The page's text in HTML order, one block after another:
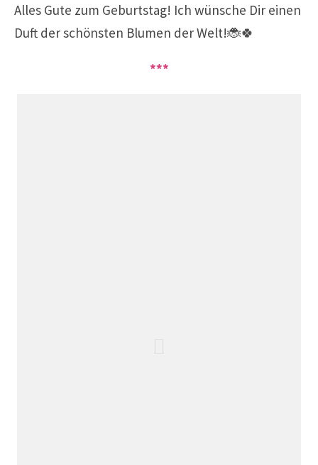
Alles Gute zum Geburtstag! Ich wünsche Dir einen
Duft der schönsten Blumen der Welt!🐞🍀
***